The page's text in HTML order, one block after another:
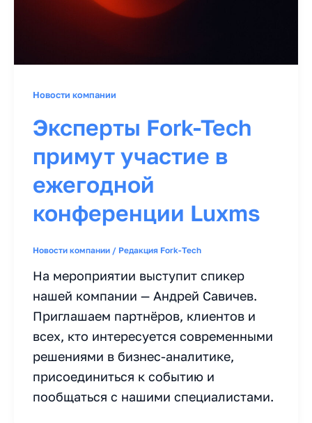
Новости компании
Эксперты Fork-Tech
примут участие в
ежегодной
конференции Luxms
Новости компании / Редакция Fork-Tech
На мероприятии выступит спикер
нашей компании — Андрей Савичев.
Приглашаем партнёров, клиентов и
всех, кто интересуется современными
решениями в бизнес-аналитике,
присоединиться к событию и
пообщаться с нашими специалистами.